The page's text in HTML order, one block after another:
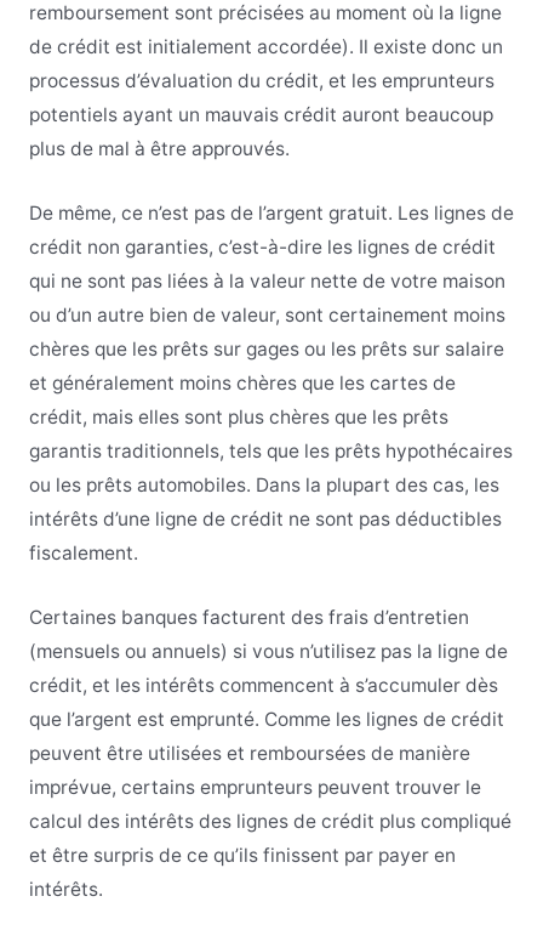
remboursement sont précisées au moment où la ligne
de crédit est initialement accordée). Il existe donc un
processus d’évaluation du crédit, et les emprunteurs
potentiels ayant un mauvais crédit auront beaucoup
plus de mal à être approuvés.
De même, ce n’est pas de l’argent gratuit. Les lignes de
crédit non garanties, c’est-à-dire les lignes de crédit
qui ne sont pas liées à la valeur nette de votre maison
ou d’un autre bien de valeur, sont certainement moins
chères que les prêts sur gages ou les prêts sur salaire
et généralement moins chères que les cartes de
crédit, mais elles sont plus chères que les prêts
garantis traditionnels, tels que les prêts hypothécaires
ou les prêts automobiles. Dans la plupart des cas, les
intérêts d’une ligne de crédit ne sont pas déductibles
fiscalement.
Certaines banques facturent des frais d’entretien
(mensuels ou annuels) si vous n’utilisez pas la ligne de
crédit, et les intérêts commencent à s’accumuler dès
que l’argent est emprunté. Comme les lignes de crédit
peuvent être utilisées et remboursées de manière
imprévue, certains emprunteurs peuvent trouver le
calcul des intérêts des lignes de crédit plus compliqué
et être surpris de ce qu’ils finissent par payer en
intérêts.